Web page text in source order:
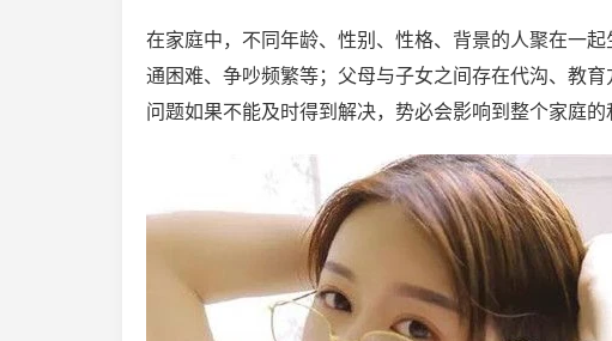
在家庭中，不同年龄、性别、性格、背景的人聚在一
通困难、争吵频繁等；父母与子女之间存在代沟、教
问题如果不能及时得到解决，势必会影响到整个家庭的